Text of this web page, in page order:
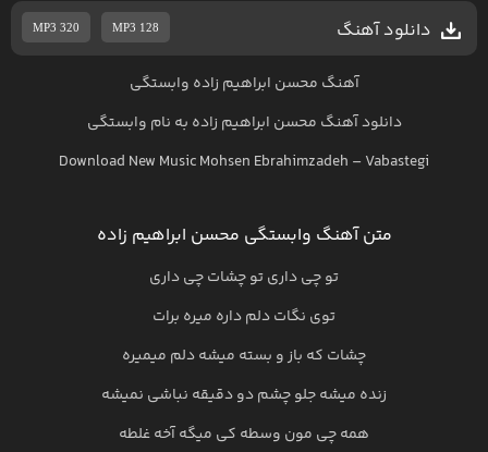
دانلود آهنگ MP3 320 MP3 128
آهنگ محسن ابراهیم زاده وابستگی
دانلود آهنگ محسن ابراهیم زاده به نام وابستگی
Download New MusicMohsen Ebrahimzadeh – Vabastegi
متن آهنگ وابستگی محسن ابراهیم زاده
تو چی داری تو چشات چی داری
توی نگات دلم داره میره برات
چشات که باز و بسته میشه دلم میمیره
زنده میشه جلو چشم دو دقیقه نباشی نمیشه
همه چی مون وسطه کی میگه آخه غلطه